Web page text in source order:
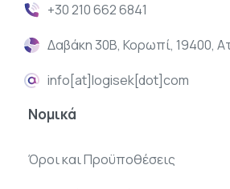
+30 210 662 6841
Δαβάκη 30Β, Κορωπί, 19400,
info[at]logisek[dot]com
Νομικά
Όροι και Προϋποθέσεις